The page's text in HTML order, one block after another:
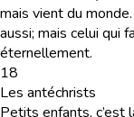
mais vient du monde.
aussi; mais celui qui
éternellement.
18
Les antéchrists
Petits enfants, c’est